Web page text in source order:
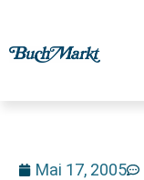
Mai 17, 2005